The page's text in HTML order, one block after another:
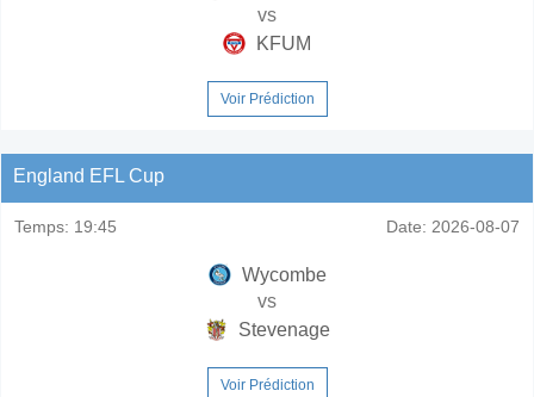
vs
KFUM
Voir Prédiction
England EFL Cup
Temps: 19:45 Date: 2026-08-07
Wycombe
vs
Stevenage
Voir Prédiction